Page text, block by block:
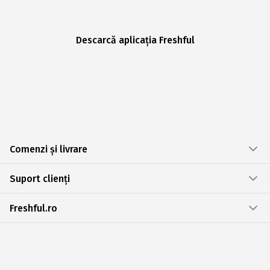
Descarcă aplicația Freshful
Comenzi și livrare
Suport clienți
Freshful.ro